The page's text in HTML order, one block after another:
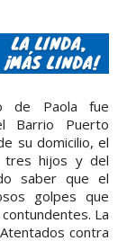
de Paola fue
Barrio Puerto
su domicilio, el
tres hijos y del
saber que el
golpes que
La
contra